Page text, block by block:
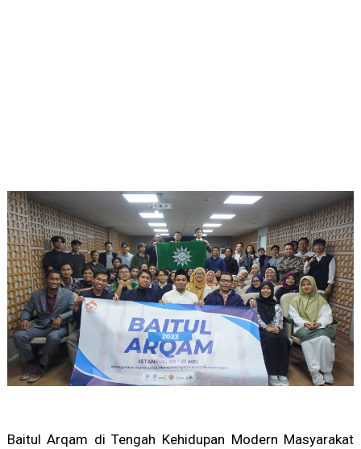
Baitul Arqam di Tengah Kehidupan Modern Masyarakat